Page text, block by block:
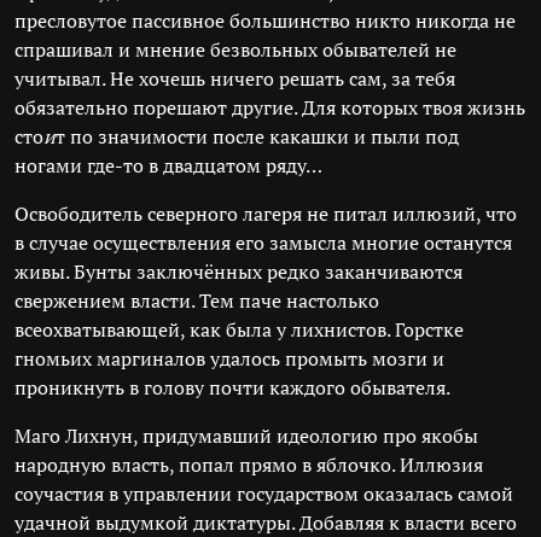
пресловутое пассивное большинство никто никогда не
спрашивал и мнение безвольных обывателей не
учитывал. Не хочешь ничего решать сам, за тебя
обязательно порешают другие. Для которых твоя жизнь
стоит по значимости после какашки и пыли под
ногами где-то в двадцатом ряду…
Освободитель северного лагеря не питал иллюзий, что
в случае осуществления его замысла многие останутся
живы. Бунты заключённых редко заканчиваются
свержением власти. Тем паче настолько
всеохватывающей, как была у лихнистов. Горстке
гномьих маргиналов удалось промыть мозги и
проникнуть в голову почти каждого обывателя.
Маго Лихнун, придумавший идеологию про якобы
народную власть, попал прямо в яблочко. Иллюзия
соучастия в управлении государством оказалась самой
удачной выдумкой диктатуры. Добавляя к власти всего